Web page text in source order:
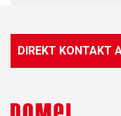
DIREKT KONTAKT